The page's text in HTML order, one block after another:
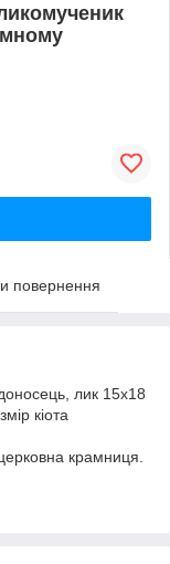
повернення
лик 15х18
кіота
крамниця.